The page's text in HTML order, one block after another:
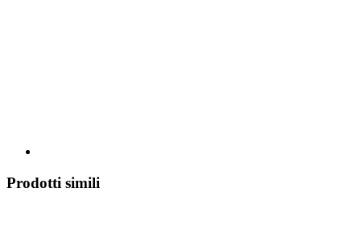
Prodotti simili